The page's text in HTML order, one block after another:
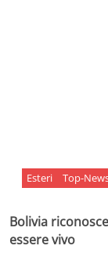
Esteri Top-
Bolivia
essere vivo